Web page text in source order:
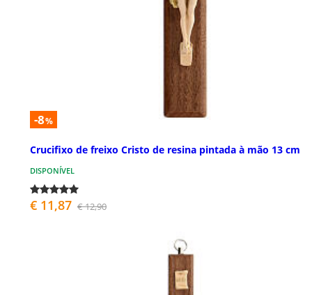
-8%
Crucifixo de freixo Cristo de resina pintada à mão 13 cm
DISPONÍVEL
€ 11,87 € 12,90